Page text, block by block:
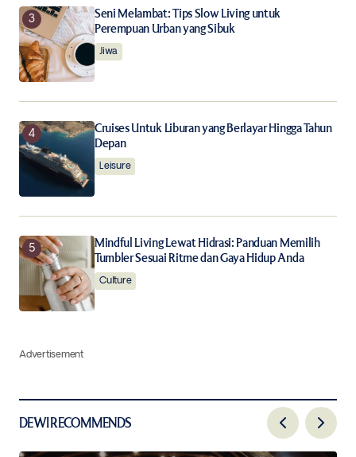
Seni Melambat: Tips Slow Living untuk
Perempuan Urban yang Sibuk
Jiwa
Cruises Untuk Liburan yang Berlayar Hingga Tahun
Depan
Leisure
Mindful Living Lewat Hidrasi: Panduan Memilih
Tumbler Sesuai Ritme dan Gaya Hidup Anda
Culture
Advertisement
DEWI RECOMMENDS